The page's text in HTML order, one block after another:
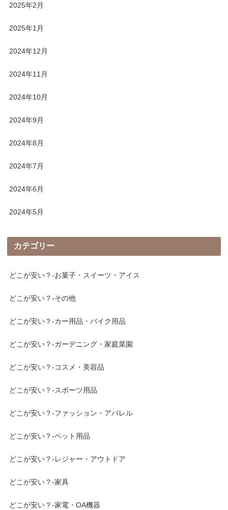
2025年2月
2025年1月
2024年12月
2024年11月
2024年10月
2024年9月
2024年8月
2024年7月
2024年6月
2024年5月
カテゴリー
どこが安い？-お菓子・スイーツ・アイス
どこが安い？-その他
どこが安い？-カー用品・バイク用品
どこが安い？-ガーデニング・家庭菜園
どこが安い？-コスメ・美容品
どこが安い？-スポーツ用品
どこが安い？-ファッション・アパレル
どこが安い？-ペット用品
どこが安い？-レジャー・アウトドア
どこが安い？-家具
どこが安い？-家電・OA機器